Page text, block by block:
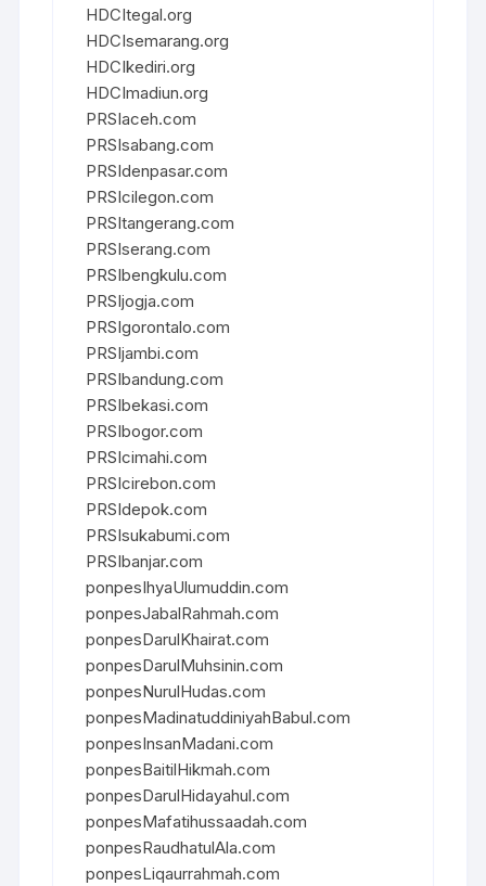
HDCItegal.org
HDCIsemarang.org
HDCIkediri.org
HDCImadiun.org
PRSIaceh.com
PRSIsabang.com
PRSIdenpasar.com
PRSIcilegon.com
PRSItangerang.com
PRSIserang.com
PRSIbengkulu.com
PRSIjogja.com
PRSIgorontalo.com
PRSIjambi.com
PRSIbandung.com
PRSIbekasi.com
PRSIbogor.com
PRSIcimahi.com
PRSIcirebon.com
PRSIdepok.com
PRSIsukabumi.com
PRSIbanjar.com
ponpesIhyaUlumuddin.com
ponpesJabalRahmah.com
ponpesDarulKhairat.com
ponpesDarulMuhsinin.com
ponpesNurulHudas.com
ponpesMadinatuddiniyahBabul.com
ponpesInsanMadani.com
ponpesBaitilHikmah.com
ponpesDarulHidayahul.com
ponpesMafatihussaadah.com
ponpesRaudhatulAla.com
ponpesLiqaurrahmah.com